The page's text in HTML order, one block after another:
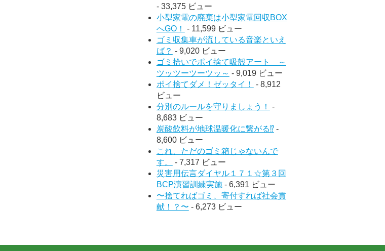
- 33,375 ビュー
小型家電の廃棄は小型家電回収BOX
へGO！
- 11,599 ビュー
ゴミ収集車が流している音楽といえ
ば？ - 9,020 ビュー
ゴミ拾いでポイ捨て吸殻アート ～
ツッツーツーツッ～ - 9,019 ビュー
ポイ捨てダメ！ゼッタイ！
- 8,912
ビュー
分別のルールを守りましょう！
-
8,683 ビュー
炭酸飲料が地球温暖化に繋がる⁉︎-
8,600 ビュー
これ、ただのゴミ箱じゃないんで
す。
- 7,317 ビュー
災害用伝言ダイヤル１７１☆第３回
BCP演習訓練実施- 6,391 ビュー
〜捨てればゴミ、寄付すれば社会貢
献！？〜 - 6,273 ビュー